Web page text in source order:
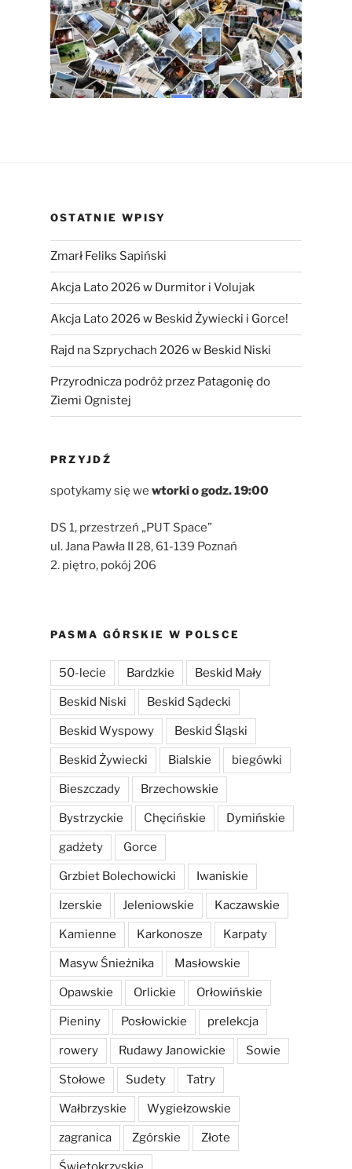
OSTATNIE WPISY
Zmarł Feliks Sapiński
Akcja Lato 2026 w Durmitor i Volujak
Akcja Lato 2026 w Beskid Żywiecki i Gorce!
Rajd na Szprychach 2026 w Beskid Niski
Przyrodnicza podróż przez Patagonię do
Ziemi Ognistej
PRZYJDŹ
spotykamy się we wtorkio godz. 19:00
DS 1, przestrzeń „PUT Space”
ul. Jana Pawła II 28, 61-139 Poznań
2. piętro, pokój 206
PASMA GÓRSKIE W POLSCE
50-lecie Bardzkie Beskid Mały
Beskid Niski Beskid Sądecki
Beskid Wyspowy Beskid Śląski
Beskid Żywiecki Bialskie biegówki
Bieszczady Brzechowskie
Bystrzyckie Chęcińskie Dymińskie
gadżety Gorce
Grzbiet Bolechowicki Iwaniskie
Izerskie Jeleniowskie Kaczawskie
Kamienne Karkonosze Karpaty
Masyw Śnieżnika Masłowskie
Opawskie Orlickie Orłowińskie
Pieniny Posłowickie prelekcja
rowery Rudawy Janowickie Sowie
Stołowe Sudety Tatry
Wałbrzyskie Wygiełzowskie
zagranica Zgórskie Złote